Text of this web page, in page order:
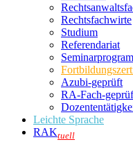
Rechtsfachwirte
Studium
Referendariat
Azubi-geprüft
RA-Fach-
Leichte Sprache
RAKtuell